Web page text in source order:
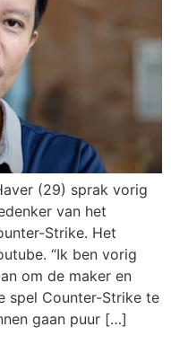
(29) sprak vorig
van het
Strike. Het
“Ik ben vorig
om de maker en
spel Counter-Strike te
gaan puur […]